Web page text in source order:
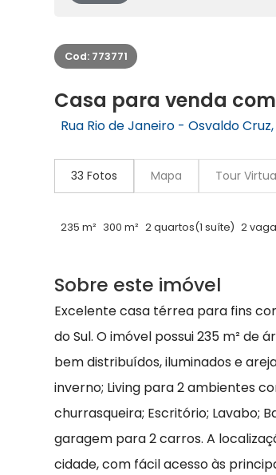
Cod: 773771
Casa para venda
Rua Rio de Janeiro - Osvaldo
33 Fotos Mapa Tour
235 m² 300 m² 2 quartos(1 suíte) 2
Sobre este imóvel
Excelente casa térrea para fins
do Sul. O imóvel possui 235 m²
bem distribuídos, iluminados e
inverno; Living para 2 ambientes
churrasqueira; Escritório; Lavabo;
garagem para 2 carros. A
cidade, com fácil acesso às